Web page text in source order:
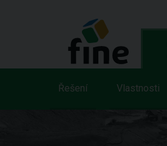
Řešení Vlastnosti